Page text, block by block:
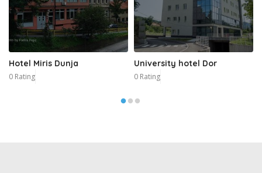
Hotel Miris Dunja
0 Rating
University hotel Dor
0 Rating